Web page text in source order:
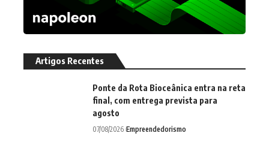
Artigos Recentes
Ponte da Rota Bioceânica entra na reta
final, com entrega prevista para
agosto
07/08/2026 Empreendedorismo